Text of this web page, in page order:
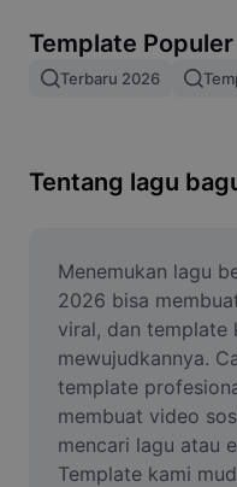
Gabung gambar
Ubah Ukuran Gambar
Pembuat Meme
AI Text Remover
AI People Remover
AI Inpainting
Face Cutout
Template Populer
Terbaru 2026
Menemukan lagu
2026 bisa
viral, dan template
mewujudkannya.
template
membuat video
mencari lagu atau
Template kami